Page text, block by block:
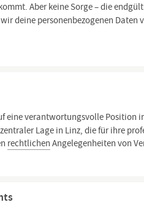
Aber keine Sorge – die
deine personenbezogenen Daten
eine verantwortungsvolle Position
Lage in Linz, die für ihre
rechtlichen Angelegenheiten von